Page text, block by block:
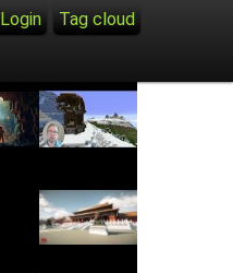
Login
Tag cloud